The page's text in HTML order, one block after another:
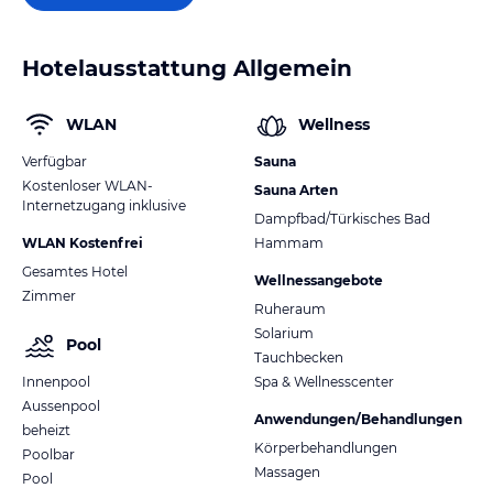
Hotelausstattung Allgemein
WLAN
Verfügbar
Kostenloser WLAN-
Internetzugang inklusive
WLAN Kostenfrei
Gesamtes Hotel
Zimmer
Pool
Innenpool
Aussenpool
beheizt
Poolbar
Pool
Wellness
Sauna
Sauna Arten
Dampfbad/Türkisches Bad
Hammam
Wellnessangebote
Ruheraum
Solarium
Tauchbecken
Spa & Wellnesscenter
Anwendungen/Behandlungen
Körperbehandlungen
Massagen